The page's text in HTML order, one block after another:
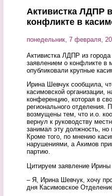
Активистка ЛДПР
конфликте в
понедельник, 7 февраля,
Активистка ЛДПР из
заявлением о конфликте в
опубликовали крупные
Ирина Шевчук сообщила,
касимовской организации,
конференцию, которая в
регионального
возмущены тем, что и.о.
вернул к руководству
занимал эту должность, но
Кроме того, по мнению
нарушениями, а Акимов
партию.
Цитируем заявление
– Я, Ирина Шевчук, хочу
дня Касимовское